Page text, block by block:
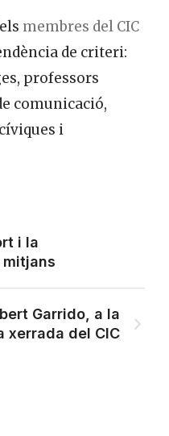
membres del CIC
de criteri:
professors
comunicació,
i
i la
Garrido, a la
xerrada del CIC